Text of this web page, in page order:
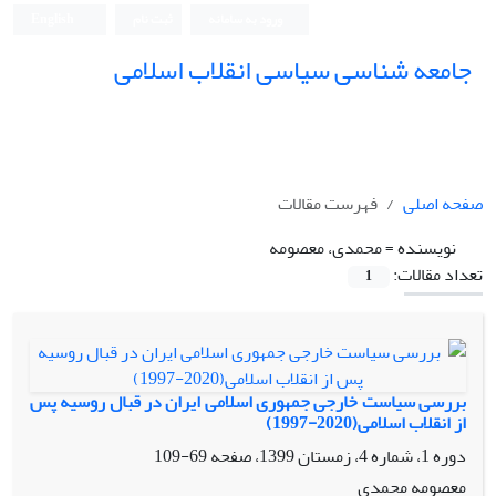
جامعه شناسی سیاسی انقلاب اسلامی
صفحه اصلی
فهرست مقالات
نویسنده =محمدی، معصومه
تعداد مقالات:
1
بررسی سیاست خارجی جمهوری اسلامی ایران در قبال روسیه پس
از انقلاب اسلامی(2020-1997)
دوره 1، شماره 4، زمستان 1399، صفحه
69-109
معصومه محمدی